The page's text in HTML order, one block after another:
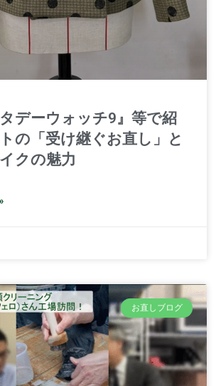
デーウォッチ9』等で紹
の「受け継ぐお直し」と
クの魅力
お直しブログ